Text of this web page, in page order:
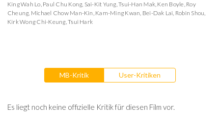
King Wah Lo, Paul Chu Kong, Sai-Kit Yung,Tsui-Han Mak, Ken Boyle, Roy
Cheung, Michael Chow Man-Kin, Kam-Ming Kwan, Bei-Dak Lai, Robin Shou,
Kirk Wong Chi-Keung,Tsui Hark
MB-Kritik User-Kritiken
Es liegt noch keine offizielle Kritik für diesen Film vor.